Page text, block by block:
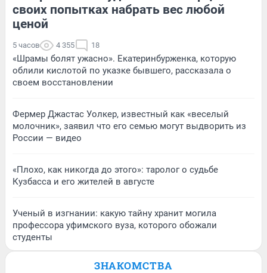
своих попытках набрать вес любой
ценой
5 часов 4 355 18
«Шрамы болят ужасно». Екатеринбурженка, которую
облили кислотой по указке бывшего, рассказала о
своем восстановлении
Фермер Джастас Уолкер, известный как «веселый
молочник», заявил что его семью могут выдворить из
России — видео
«Плохо, как никогда до этого»: таролог о судьбе
Кузбасса и его жителей в августе
Ученый в изгнании: какую тайну хранит могила
профессора уфимского вуза, которого обожали
студенты
ЗНАКОМСТВА